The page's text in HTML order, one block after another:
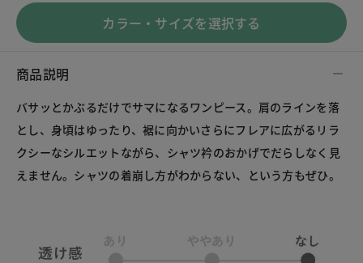
カラー・サイズを選択する
商品説明
バサッとかぶるだけでサマになるワンピース。肩のラインを落
とし、身頃はゆったり、裾に向かいさらにフレアに広がるリラ
クシーなシルエットながら、シャツ衿のおかげでだらしなく見
えません。シャツの着崩し方がわからない、という方もぜひ。